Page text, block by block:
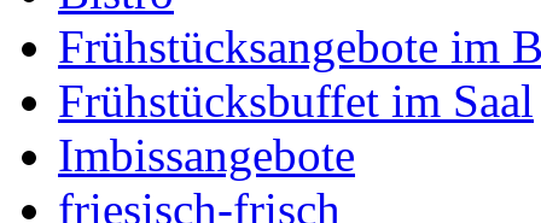
Frühstücksangebote im
Frühstücksbuffet im Saal
Imbissangebote
friesisch-frisch